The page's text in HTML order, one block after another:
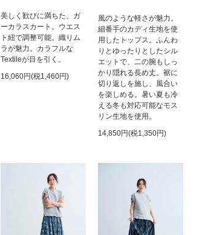
美しく歓びに満ちた、ガ
ーカラスカート。ウエス
ト紐で調整可能。織りム
ラが魅力。カラフルな
Textileが目を引く。
16,060円(税1,460円)
風のような軽さが魅力。
細番手のカディ生地を使
用したトップス。ふんわ
りとゆったりとしたシル
エットで、二の腕もしっ
かり隠れる長め丈。裾に
切り返しを施し、風合い
を楽しめる。暑い夏も冷
える冬も対応可能なモス
リン生地を使用。
14,850円(税1,350円)